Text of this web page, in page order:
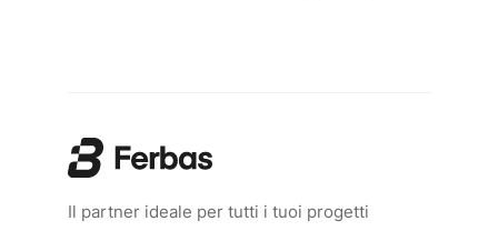
Il partner ideale per tutti i tuoi progetti